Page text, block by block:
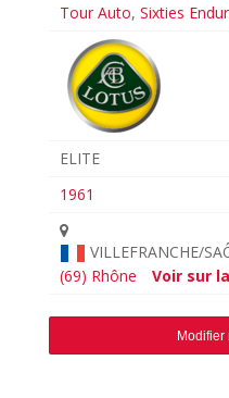
Tour Auto,Sixties
ELITE
1961
VILLEFRANCHE/
(69) Rhône
Voir sur
Modifier